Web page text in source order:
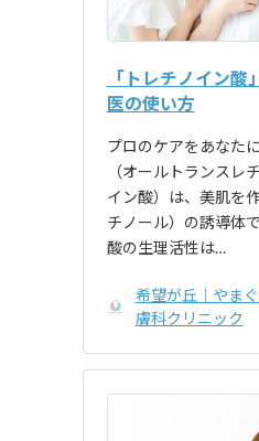
「トレチノイン酸
医の使い方
プロのケアをあなた
（オールトランスレ
イン酸）は、美肌を
チノール）の誘導体
酸の生理活性は…
希望が丘｜やま
膚科クリニック